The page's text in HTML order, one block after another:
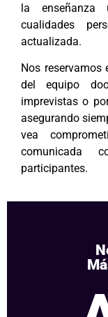
la enseñanza
cualidades
actualizada.
Nos
del equipo
imprevistas o
asegurando
vea
comunicada
participantes.